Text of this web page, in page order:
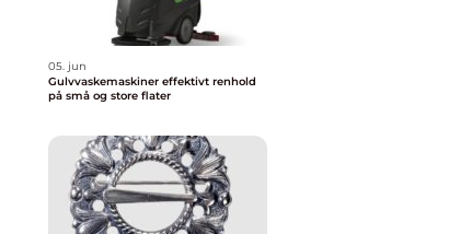
05. jun
Gulvvaskemaskiner effektivt renhold
på små og store flater